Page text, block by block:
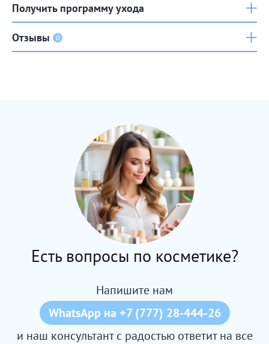
Получить программу ухода
Отзывы 0
Есть вопросы по косметике?
Напишите нам
WhatsApp на +7 (777) 28-444-26
и наш консультант с радостью ответит на все